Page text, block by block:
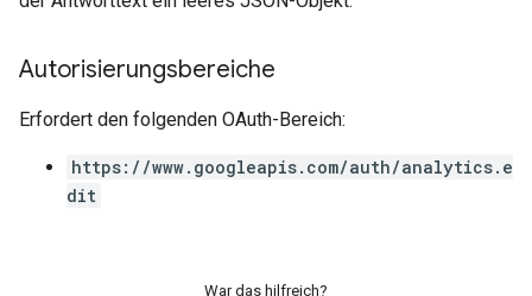
Autorisierungsbereiche
Erfordert den folgenden OAuth-Bereich:
https://www.googleapis.com/auth/analytics.e
dit
War das hilfreich?